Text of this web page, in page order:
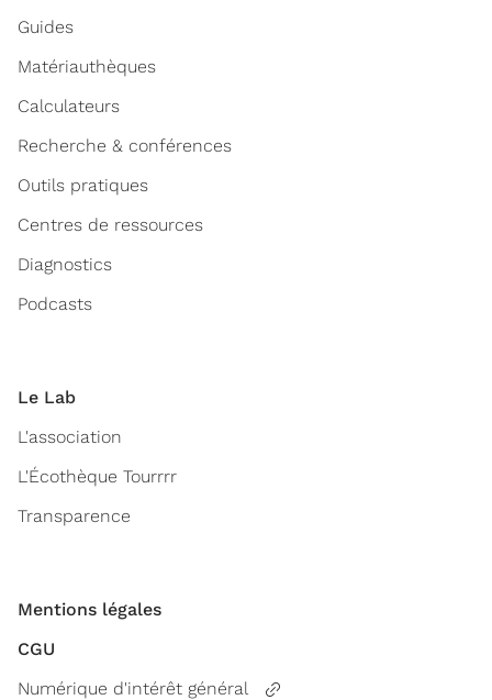
Guides
Matériauthèques
Calculateurs
Recherche & conférences
Outils pratiques
Centres de ressources
Diagnostics
Podcasts
Le Lab
L'association
L'Écothèque Tourrrr
Transparence
Mentions légales
CGU
Numérique d'intérêt général